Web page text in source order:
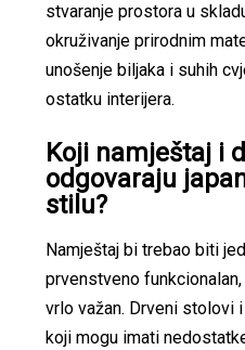
stvaranje prostora u
okruživanje prirodnim
unošenje biljaka i suhih
ostatku interijera.
Koji namještaj i
odgovaraju
stilu?
Namještaj bi trebao biti
prvenstveno
vrlo važan. Drveni
koji mogu imati